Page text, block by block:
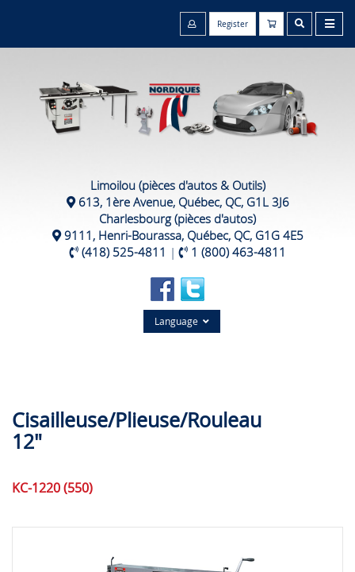
Register
Limoilou (pièces d'autos & Outils)
613, 1ère Avenue, Québec, QC, G1L 3J6
Charlesbourg (pièces d'autos)
9111, Henri-Bourassa, Québec, QC, G1G 4E5
(418) 525-4811 | 1 (800) 463-4811
Language
Cisailleuse/Plieuse/Rouleau
12"
KC-1220 (550)